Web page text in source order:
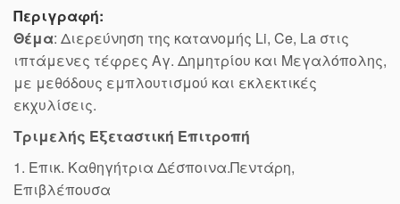
Περιγραφή:
Θέμα: Διερεύνηση της κατανομής Li, Ce, La στις
ιπτάμενες τέφρες Αγ. Δημητρίου και Μεγαλόπολης,
με μεθόδους εμπλουτισμού και εκλεκτικές
εκχυλίσεις.
Τριμελής Εξεταστική Επιτροπή
1. Επικ. Καθηγήτρια Δέσποινα.Πεντάρη,
Επιβλέπουσα